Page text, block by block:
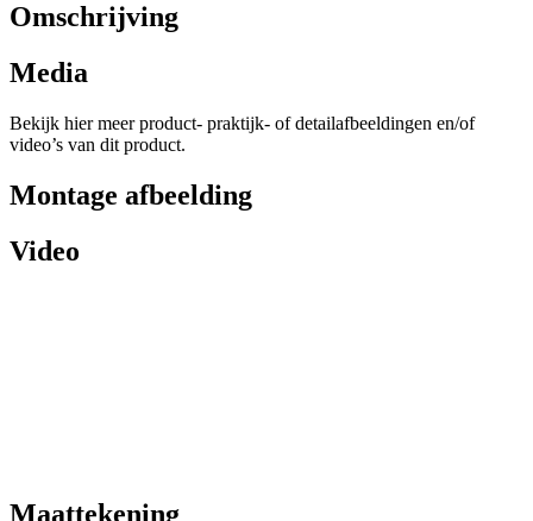
Omschrijving
Media
Bekijk hier meer product- praktijk- of detailafbeeldingen en/of
video’s van dit product.
Montage afbeelding
Video
Maattekening